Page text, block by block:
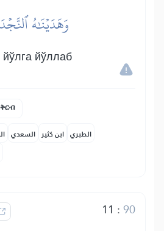
وَهَدَيۡنَٰهُ
йўллаб
السعدي ابن كثير الطبري
11 :90